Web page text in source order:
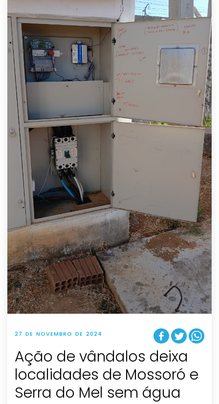
27 DE NOVEMBRO DE 2024
Ação de vândalos deixa
localidades de Mossoró e
Serra do Mel sem água